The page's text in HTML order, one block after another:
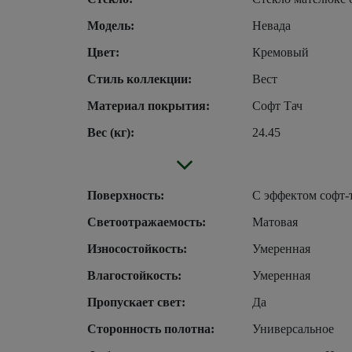
Модель:
Невада
Цвет:
Кремовый
Стиль коллекции:
Вест
Материал покрытия:
Софт Тач
Вес (кг):
24.45
Поверхность:
С эффектом софт-
Светоотражаемость:
Матовая
Износостойкость:
Умеренная
Влагостойкость:
Умеренная
Пропускает свет:
Да
Сторонность полотна:
Универсальное